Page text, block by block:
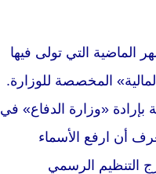
الماضية التي تولى فيها
المخصصة للوزارة.
بإرادة «وزارة الدفاع» في
أن ارفع الأسماء
التنظيم الرسمي